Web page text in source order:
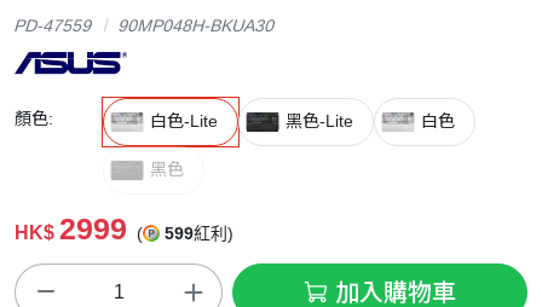
PD-47559 90MP048H-BKUA30
顏色: 白色-Lite 黑色-Lite 白色
黑色
HK$ 2999 ( 599紅利)
加入購物車